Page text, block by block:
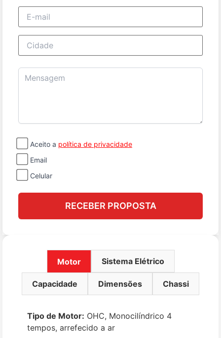
E-mail
Cidade
Mensagem
Aceito a política de privacidade
Email
Celular
RECEBER PROPOSTA
Motor Sistema Elétrico
Capacidade Dimensões Chassi
Tipo de Motor: OHC, Monocilíndrico 4
tempos, arrefecido a ar